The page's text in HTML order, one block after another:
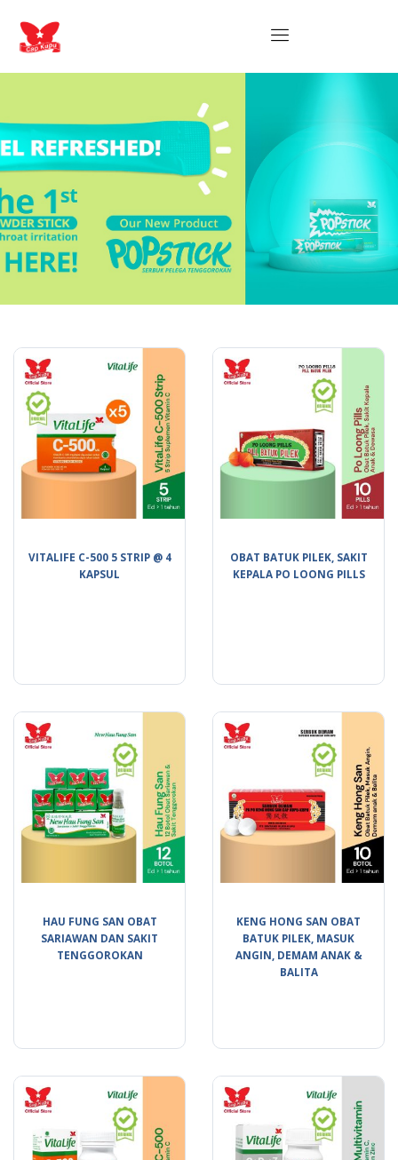
VITALIFE C-500 5 STRIP @ 4
KAPSUL
OBAT BATUK PILEK, SAKIT
KEPALA PO LOONG PILLS
HAU FUNG SAN OBAT
SARIAWAN DAN SAKIT
TENGGOROKAN
KENG HONG SAN OBAT
BATUK PILEK, MASUK
ANGIN, DEMAM ANAK &
BALITA